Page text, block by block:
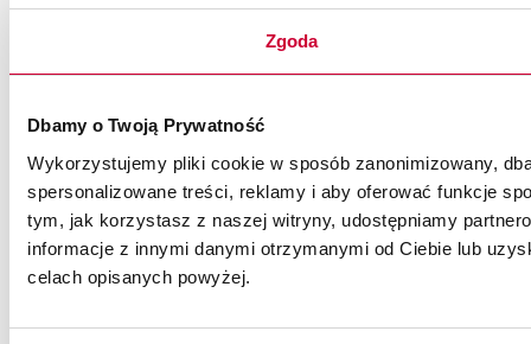
Zgoda
Dbamy o Twoją Prywatność
Wykorzystujemy pliki cookie w sposób zanonimizowany,
spersonalizowane treści, reklamy i aby oferować funkcje
tym, jak korzystasz z naszej witryny, udostępniamy
informacje z innymi danymi otrzymanymi od Ciebie lub
celach opisanych powyżej.